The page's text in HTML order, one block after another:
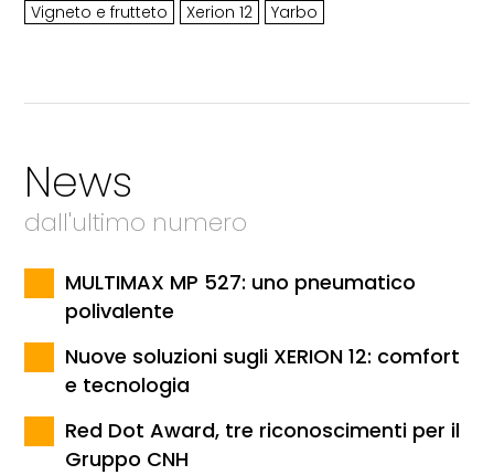
Vigneto e frutteto
Xerion 12 Yarbo
News
dall'ultimo numero
MULTIMAX MP 527: uno pneumatico
polivalente
Nuove soluzioni sugli XERION 12: comfort
e tecnologia
Red Dot Award, tre riconoscimenti per il
Gruppo CNH